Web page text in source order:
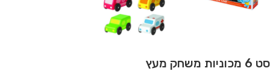
סט 6 מכוניות משחק מעץ